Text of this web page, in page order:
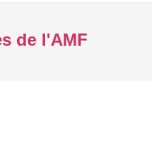
de l'AMF